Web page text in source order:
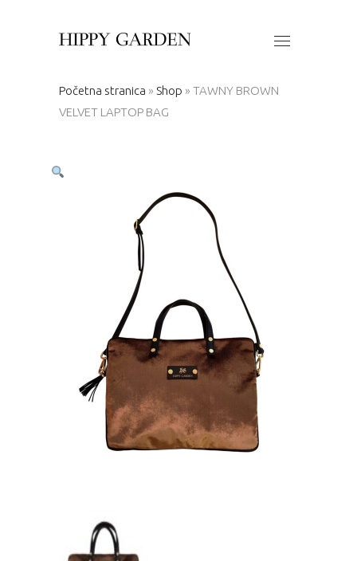
Početna stranica » Shop » TAWNY BROWN
VELVET LAPTOP BAG